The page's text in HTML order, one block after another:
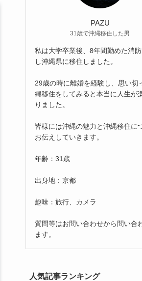
PAZU
31歳で沖縄移住した男
私は大学卒業後、8年間勤めた消
し沖縄県に移住しました。
29歳の時に離婚を経験し、思い切
縄移住をしてみると本当に人生が
りました。
皆様には沖縄の魅力と沖縄移住に
お伝えしていきます。
年齢：31歳
出身地：京都
趣味：旅行、カメラ
質問等はお問い合わせから問い合
ます。
人気記事ランキング